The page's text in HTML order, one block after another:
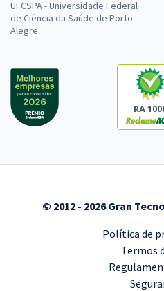
UFCSPA - Universidade Federal
de Ciência da Saúde de Porto
Alegre
RA
© 2012 - 2026 Gran
Política de
Termos